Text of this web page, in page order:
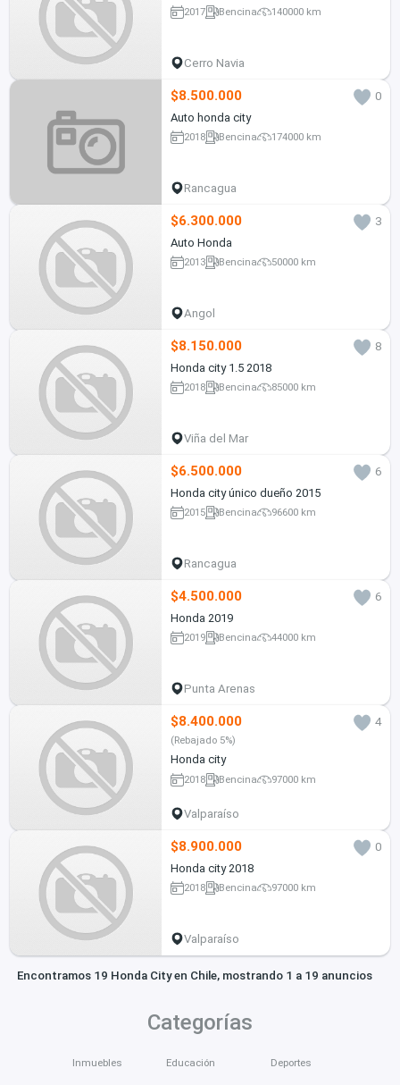
2017 Bencina 140000 km
Cerro Navia
$8.500.000
0
Auto honda city
2018 Bencina 174000 km
Rancagua
$6.300.000
3
Auto Honda
2013 Bencina 50000 km
Angol
$8.150.000
8
Honda city 1.5 2018
2018 Bencina 85000 km
Viña del Mar
$6.500.000
6
Honda city único dueño 2015
2015 Bencina 96600 km
Rancagua
$4.500.000
6
Honda 2019
2019 Bencina 44000 km
Punta Arenas
$8.400.000 4
(Rebajado 5%)
Honda city
2018 Bencina 97000 km
Valparaíso
$8.900.000
0
Honda city 2018
2018 Bencina 97000 km
Valparaíso
Encontramos 19 Honda City en Chile, mostrando 1 a 19 anuncios
Categorías
Inmuebles Educación Deportes